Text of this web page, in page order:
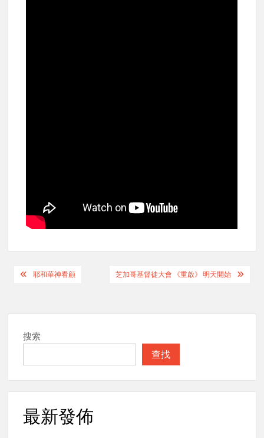
Post耶和華神看顧 芝加哥基督徒大會 《重啟》 明天開始
搜索
查找
最新發佈